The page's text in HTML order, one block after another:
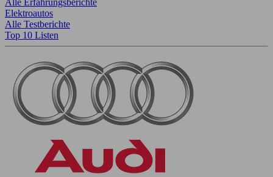
Alle Erfahrungsberichte
Elektroautos
Alle Testberichte
Top 10 Listen